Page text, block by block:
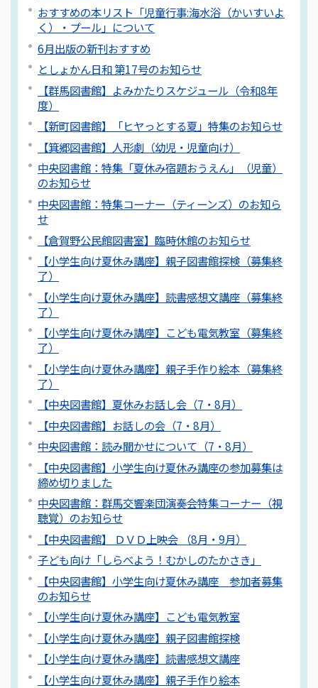
おすすめの本リスト「児童行事:海水浴（かいすいよ
く）・プール」について
6月出版の新刊おすすめ
としょかん日和 第17号のお知らせ
【群馬図書館】よみかたりスケジュール（令和8年
度）
【新町図書館】「ヒヤっとする夏」特集のお知らせ
【箕郷図書館】人形劇（幼児・児童向け）
中央図書館：特集「夏休み宿題おうえん」（児童）
のお知らせ
中央図書館：特集コーナー（ティーンズ）のお知ら
せ
【倉賀野公民館図書室】臨時休館のお知らせ
【小学生向け夏休み講座】親子図書館探検（募集終
了）
【小学生向け夏休み講座】読書感想文講座（募集終
了）
【小学生向け夏休み講座】こども電気教室（募集終
了）
【小学生向け夏休み講座】親子手作り絵本（募集終
了）
【中央図書館】夏休みお話し会（7・8月）
【中央図書館】お話しの会（7・8月）
中央図書館：読み聞かせについて（7・8月）
【中央図書館】小学生向け夏休み講座の参加募集は
締め切りました
中央図書館：群馬交響楽団演奏会特集コーナー（視
聴覚）のお知らせ
【中央図書館】 ＤＶＤ上映会 （8月・9月）
子ども向け「しらべよう！むかしのたかさき」
【中央図書館】小学生向け夏休み講座 参加者募集
のお知らせ
【小学生向け夏休み講座】こども電気教室
【小学生向け夏休み講座】親子図書館探検
【小学生向け夏休み講座】読書感想文講座
【小学生向け夏休み講座】親子手作り絵本